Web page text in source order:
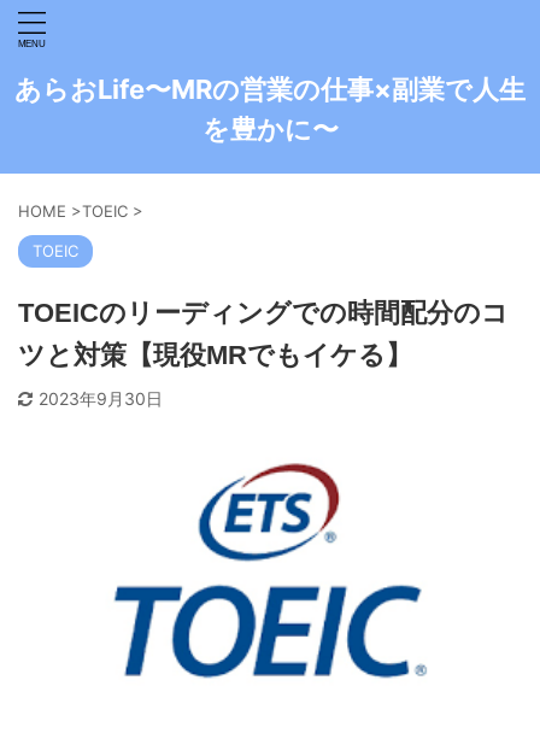
あらおLife〜MRの営業の仕事×副業で人生
を豊かに〜
HOME >TOEIC >
TOEIC
TOEICのリーディングでの時間配分のコ
ツと対策【現役MRでもイケる】
2023年9月30日